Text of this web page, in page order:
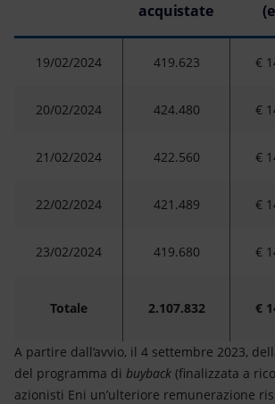
acquistate
19/02/2024 419.623 €
20/02/2024 424.480 €
21/02/2024 422.560 €
22/02/2024 421.489 €
23/02/2024 419.680 €
Totale 2.107.832 €
A partire dall’avvio, il 4 settembre 2023,
del programma di buyback (finalizzata a
azionisti Eni un’ulteriore remunerazione